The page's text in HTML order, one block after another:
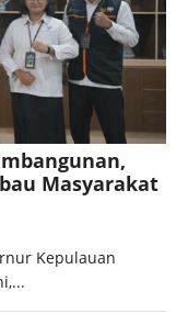
Masyarakat
Kepulauan